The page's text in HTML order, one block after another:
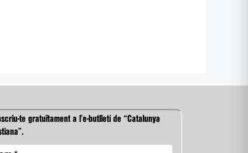
te gratuïtament a l’e-butlletí de “Catalunya